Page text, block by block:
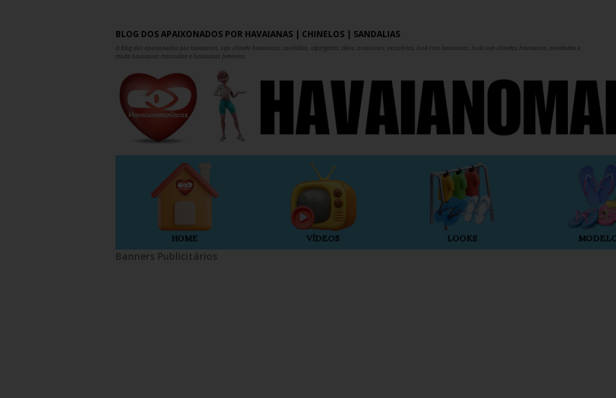
BLOG DOS APAIXONADOS POR HAVAIANAS | CHINELOS | SANDÁLIAS
O blog dos apaixonados por havaianas, seja chinelo havaianas, sandálias, alpargatas, tênis, acessórios, vestuários, look com havaianas, look com chinelos havaianas, novidades e
moda havaianas masculina e havaianas feminina.
HOME VÍDEOS LOOKS
Banners Publicitários